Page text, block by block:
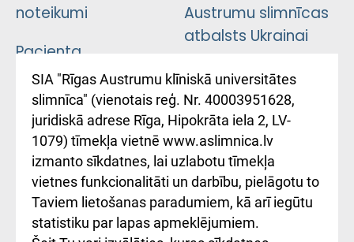
noteikumi
Pacienta
atsauksmju/sūdzību
iesniegšanas
kārtība
Kā pie mums nokļūt
Rēķinu apmaksas
ceļvedis
Austrumu slimnīcas
atbalsts Ukrainai
Підтримка Східної
лікарні та співпраця з
Україною
SIA "Rīgas Austrumu klīniskā universitātes
slimnīca" (vienotais reģ. Nr. 40003951628,
juridiskā adrese Rīga, Hipokrāta iela 2, LV-
1079) tīmekļa vietnē www.aslimnica.lv
izmanto sīkdatnes, lai uzlabotu tīmekļa
vietnes funkcionalitāti un darbību, pielāgotu to
Taviem lietošanas paradumiem, kā arī iegūtu
statistiku par lapas apmeklējumiem.